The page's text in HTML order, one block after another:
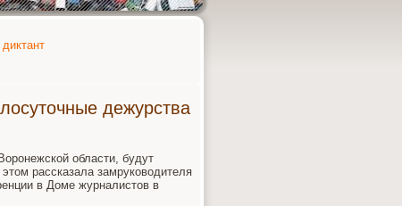
дежурства
области, будут
рассказала замруководителя
в Доме журналистов в